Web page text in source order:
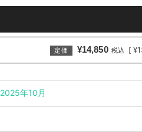
定価 ¥14,850 税込 [
2025年10月